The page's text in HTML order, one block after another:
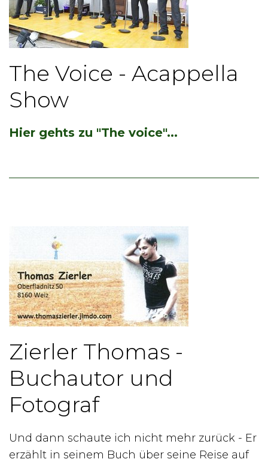
The Voice - Acappella
Show
Hier gehts zu "The voice"...
Zierler Thomas -
Buchautor und
Fotograf
Und dann schaute ich nicht mehr zurück - Er
erzählt in seinem Buch über seine Reise auf